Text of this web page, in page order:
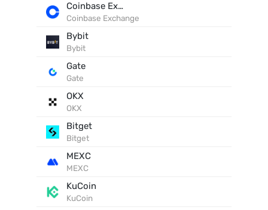
Coinbase Exchange
Coinbase Exchange
Bybit
Bybit
Gate
Gate
OKX
OKX
Bitget
Bitget
MEXC
MEXC
KuCoin
KuCoin